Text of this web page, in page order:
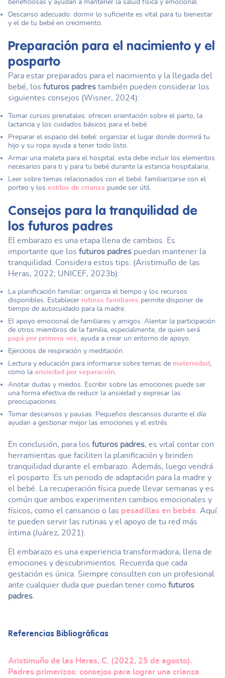
beneficiosas y ayudan a mantener la salud física y emocional.
Descanso adecuado: dormir lo suficiente es vital para tu bienestar
y el de tu bebé en crecimiento.
Preparación para el nacimiento y el
posparto
Para estar preparados para el nacimiento y la llegada del
bebé, los futuros padres también pueden considerar los
siguientes consejos (Wisner, 2024):
Tomar cursos prenatales: ofrecen orientación sobre el parto, la
lactancia y los cuidados básicos para el bebé.
Preparar el espacio del bebé: organizar el lugar donde dormirá tu
hijo y su ropa ayuda a tener todo listo.
Armar una maleta para el hospital: esta debe incluir los elementos
necesarios para ti y para tu bebé durante la estancia hospitalaria.
Leer sobre temas relacionados con el bebé: familiarizarse con el
porteo y los estilos de crianza puede ser útil.
Consejos para la tranquilidad de
los futuros padres
El embarazo es una etapa llena de cambios. Es
importante que los futuros padres puedan mantener la
tranquilidad. Considera estos tips: (Aristimuño de las
Heras, 2022; UNICEF, 2023b):
La planificación familiar: organiza el tiempo y los recursos
disponibles. Establecer rutinas familiares permite disponer de
tiempo de autocuidado para la madre.
El apoyo emocional de familiares y amigos. Alentar la participación
de otros miembros de la familia, especialmente, de quien será
papá por primera vez , ayuda a crear un entorno de apoyo.
Ejercicios de respiración y meditación.
Lectura y educación para informarse sobre temas de maternidad
como la ansiedad por separación
Anotar dudas y miedos. Escribir sobre las emociones puede ser
una forma efectiva de reducir la ansiedad y expresar las
preocupaciones.
Tomar descansos y pausas. Pequeños descansos durante el día
ayudan a gestionar mejor las emociones y el estrés.
En conclusión, para los futuros padres, es vital contar con
herramientas que faciliten la planificación y brinden
tranquilidad durante el embarazo. Además, luego vendrá
el posparto. Es un periodo de adaptación para la madre y
el bebé. La recuperación física puede llevar semanas y es
común que ambos experimenten cambios emocionales y
físicos, como el cansancio o las pesadillas en bebés . Aquí
te pueden servir las rutinas y el apoyo de tu red más
íntima (Juárez, 2021).
El embarazo es una experiencia transformadora, llena de
emociones y descubrimientos. Recuerda que cada
gestación es única. Siempre consulten con un profesional
ante cualquier duda que puedan tener como futuros
padres
Referencias Bibliográficas
Aristimuño de las Heras, C. (2022, 25 de agosto).
Padres primerizos: consejos para lograr una crianza